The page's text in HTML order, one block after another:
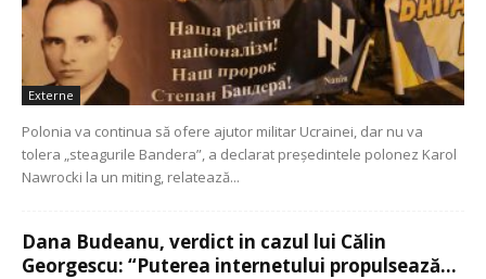
Externe
Polonia va continua să ofere ajutor militar Ucrainei, dar nu va
tolera „steagurile Bandera”, a declarat președintele polonez Karol
Nawrocki la un miting, relatează...
Dana Budeanu, verdict in cazul lui Călin
Georgescu: “Puterea internetului propulsează...